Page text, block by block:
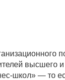
высшего
школ» — то